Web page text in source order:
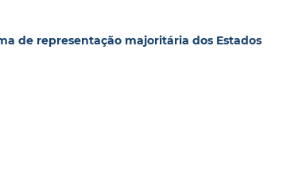
de representação majoritária dos Estados